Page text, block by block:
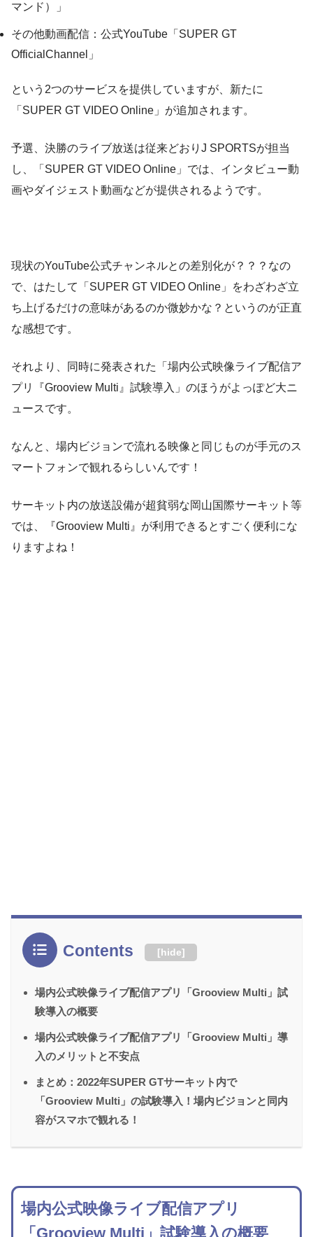
マンド）」
その他動画配信：公式YouTube「SUPER GT
OfficialChannel」
という2つのサービスを提供していますが、新たに
「SUPER GT VIDEO Online」が追加されます。
予選、決勝のライブ放送は従来どおりJ SPORTSが担当
し、「SUPER GT VIDEO Online」では、インタビュー動
画やダイジェスト動画などが提供されるようです。
現状のYouTube公式チャンネルとの差別化が？？？なの
で、はたして「SUPER GT VIDEO Online」をわざわざ立
ち上げるだけの意味があるのか微妙かな？というのが正直
な感想です。
それより、同時に発表された「場内公式映像ライブ配信ア
プリ『Grooview Multi』試験導入」のほうがよっぽど大ニ
ュースです。
なんと、場内ビジョンで流れる映像と同じものが手元のス
マートフォンで観れるらしいんです！
サーキット内の放送設備が超貧弱な岡山国際サーキット等
では、『Grooview Multi』が利用できるとすごく便利にな
りますよね！
Contents [hide]
場内公式映像ライブ配信アプリ「Grooview Multi」試
験導入の概要
場内公式映像ライブ配信アプリ「Grooview Multi」導
入のメリットと不安点
まとめ：2022年SUPER GTサーキット内で
「Grooview Multi」の試験導入！場内ビジョンと同内
容がスマホで観れる！
場内公式映像ライブ配信アプリ
「Grooview Multi」試験導入の概要